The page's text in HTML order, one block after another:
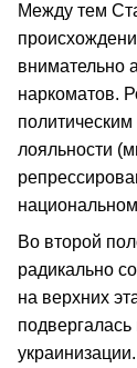
Между тем
внимательно
наркоматов.
лояльности
Во второй
радикально
на верхних
украинизации.